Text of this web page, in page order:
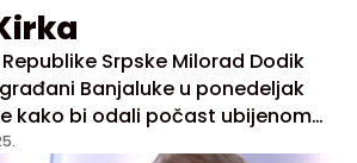
Srpske Milorad Dodik
Banjaluke u ponedeljak
kako bi odali počast ubijenom
aktivisti Čarliju Kirku.